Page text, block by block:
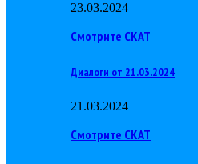
23.03.2024
Смотрите СКАТ
Диалоги от 21.03.2024
21.03.2024
Смотрите СКАТ